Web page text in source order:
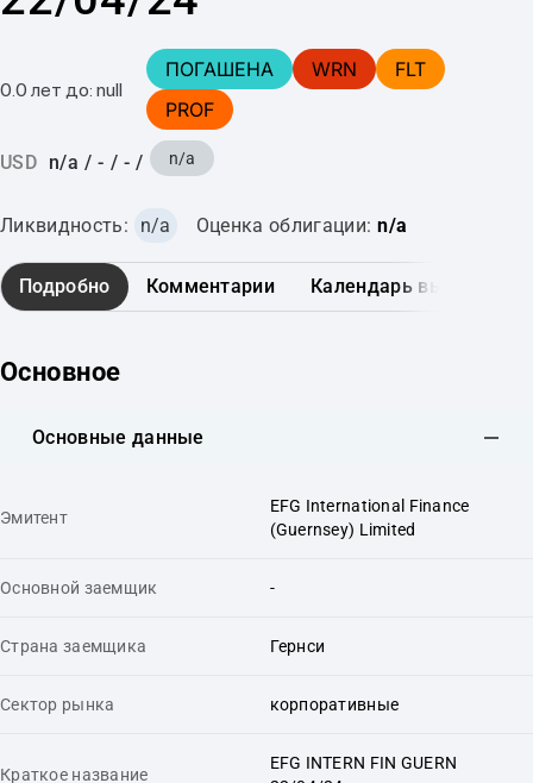
0.0 лет до: null
ПОГАШЕНА WRN
FLT
PROF
USD n/a / - / - / n/a
Ликвидность: n/a Оценка облигации: n/a
Подробно Комментарии Календарь выплат
Основное
Основные данные
Эмитент
EFG International Finance
(Guernsey) Limited
Основной заемщик -
Страна заемщика Гернси
Сектор рынка корпоративные
Краткое название
EFG INTERN FIN GUERN